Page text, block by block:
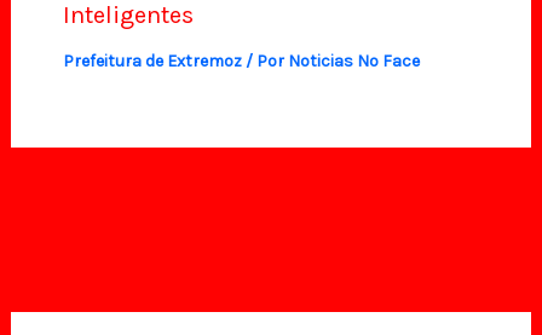
Inteligentes
Prefeitura de Extremoz/ Por Noticias No Face